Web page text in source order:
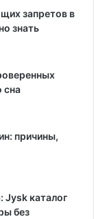
запретов в
знать
сна
причины,
Jysk каталог
без